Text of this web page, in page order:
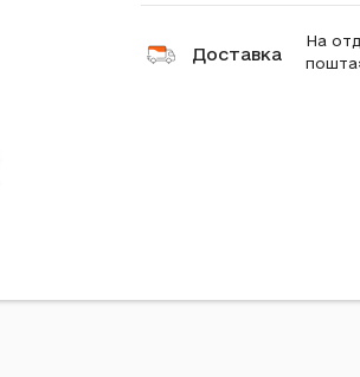
Доставка
На